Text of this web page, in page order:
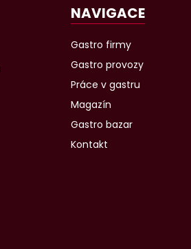
NAVIGACE
Gastro firmy
Gastro provozy
Práce v gastru
Magazín
Gastro bazar
Kontakt